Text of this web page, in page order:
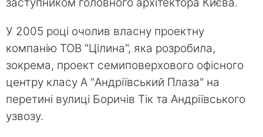
У 2005 році очолив власну проектну
компанію ТОВ "Цілина", яка розробила,
зокрема, проект семиповерхового офісного
центру класу A "Андріївський Плаза" на
перетині вулиці Боричів Тік та Андріївського
узвозу.